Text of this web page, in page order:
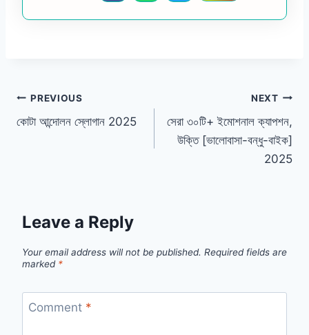
Post
navigation
PREVIOUS
কোটা আন্দোলন স্লোগান 2025
NEXT
সেরা ৩০টি+ ইমোশনাল ক্যাপশন,
উক্তি [ভালোবাসা-বন্ধু-বাইক]
2025
Leave a Reply
Your email address will not be published. Required fields are
marked *
Comment *